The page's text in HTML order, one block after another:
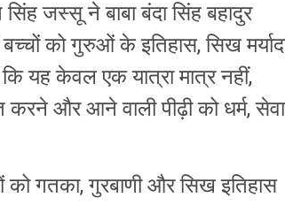
जस्सू ने बाबा बंदा सिंह बहादुर
को गुरुओं के इतिहास, सिख
यह केवल एक यात्रा मात्र नहीं,
और आने वाली पीढ़ी को धर्म, सेवा
को गतका, गुरबाणी और सिख इतिहास